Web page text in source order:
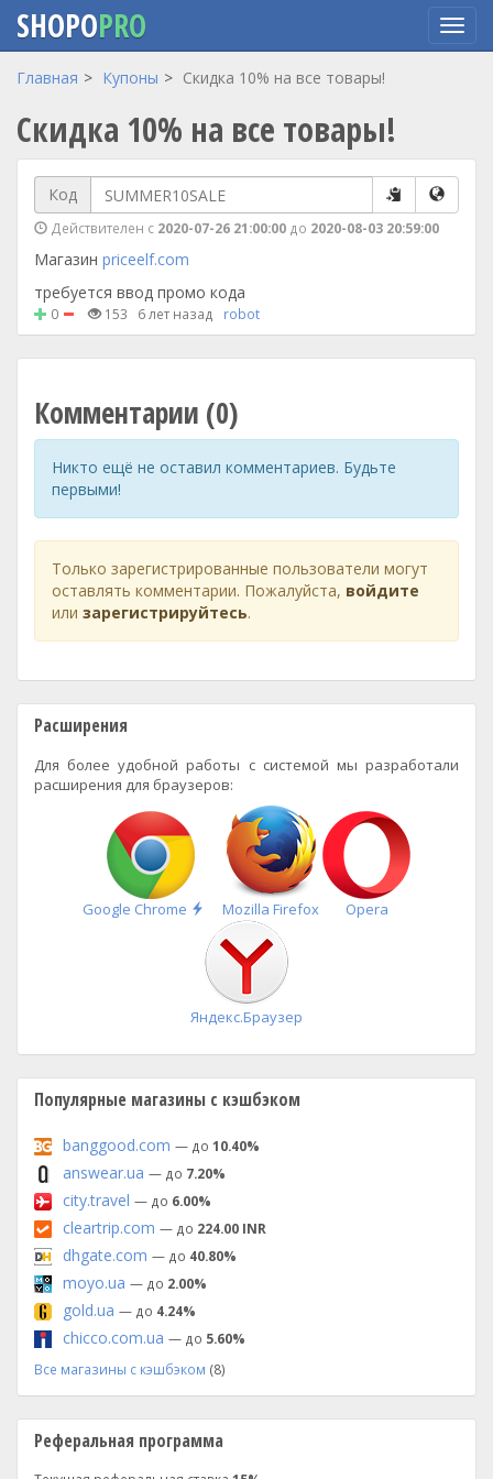
Перейти
основному
содержанию
SHOPOPRO
Главная Купоны Скидка 10% на все товары!
Скидка 10% на все товары!
Код
Действителен с 2020-07-26 21:00:00 до 2020-08-03 20:59:00
Магазин priceelf.com
требуется ввод промо кода
0 153 6 лет назад robot
Комментарии (0)
Никто ещё не оставил комментариев. Будьте
первыми!
Только зарегистрированные пользователи могут
оставлять комментарии. Пожалуйста, войдите
или зарегистрируйтесь.
Расширения
Для более удобной работы с системой мы разработали
расширения для браузеров:
Google Chrome
Быстрая
установка
Mozilla Firefox Opera
Яндекс.Браузер
Популярные магазины с кэшбэком
banggood.com — до 10.40%
answear.ua — до 7.20%
city.travel — до 6.00%
cleartrip.com — до 224.00 INR
dhgate.com — до 40.80%
moyo.ua — до 2.00%
gold.ua — до 4.24%
chicco.com.ua — до 5.60%
Все магазины с кэшбэком (8)
Реферальная программа